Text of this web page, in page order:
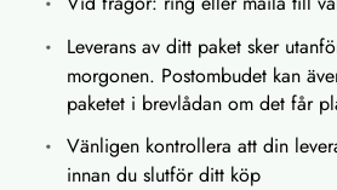
Leverans av ditt paket sker
morgonen. Postombudet kan
paketet i brevlådan om det får
Vänligen kontrollera att din
innan du slutför ditt köp